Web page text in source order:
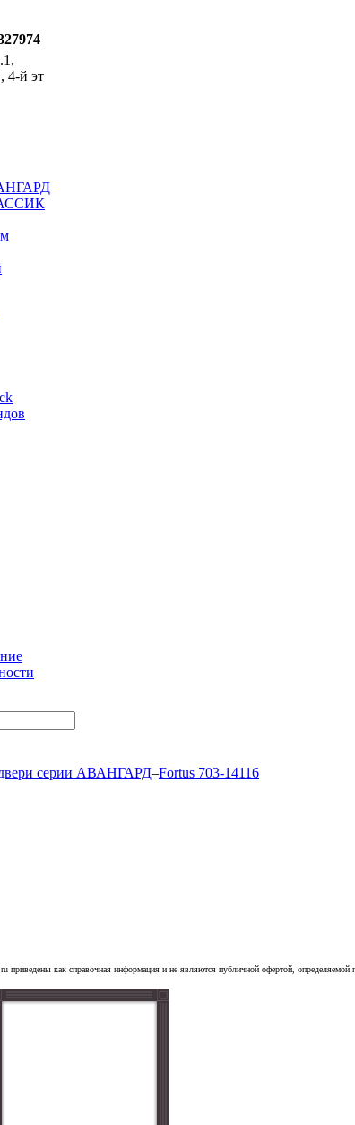
4-й эт
серии АВАНГАРД–Fortus 703-14116
приведены как справочная информация и не являются публичной офертой,